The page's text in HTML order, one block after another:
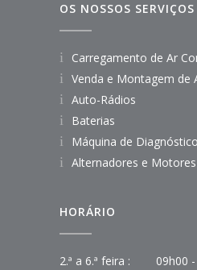
OS NOSSOS SERVIÇOS
Carregamento de Ar
Venda e Montagem de
Auto-Rádios
Baterias
Máquina de Diagnóstico
Alternadores e Motores
HORÁRIO
2.ª a 6.ª feira :
09h00